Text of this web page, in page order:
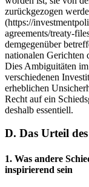
zurückgezogen
(https://
agreements/treaty-
demgegenüber
nationalen Gerichten
Dies Ambiguitäten
verschiedenen
erheblichen
Recht auf ein
deshalb essentiell.
D. Das Urteil
1. Was andere
inspirierend sein